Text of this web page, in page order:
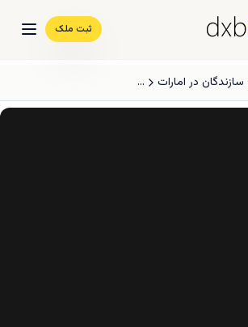
ثبت ملک
سازندگان در امارات ...